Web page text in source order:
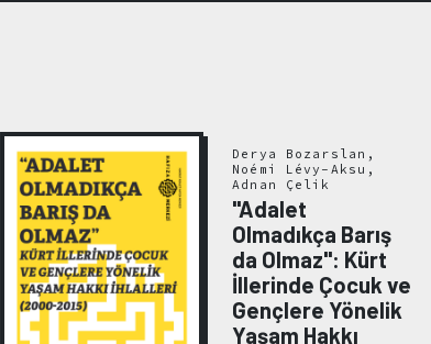
Derya Bozarslan,
Noémi Lévy-Aksu,
Adnan Çelik
"Adalet
Olmadıkça Barış
da Olmaz": Kürt
İllerinde Çocuk ve
Gençlere Yönelik
Yaşam Hakkı